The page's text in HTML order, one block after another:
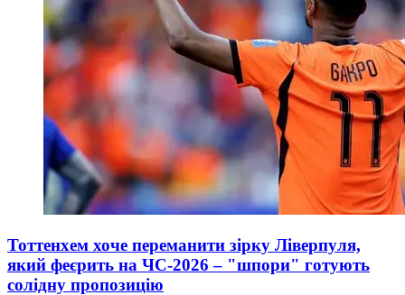
Тоттенхем хоче переманити зірку Ліверпуля,
який феєрить на ЧС-2026 – "шпори" готують
солідну пропозицію